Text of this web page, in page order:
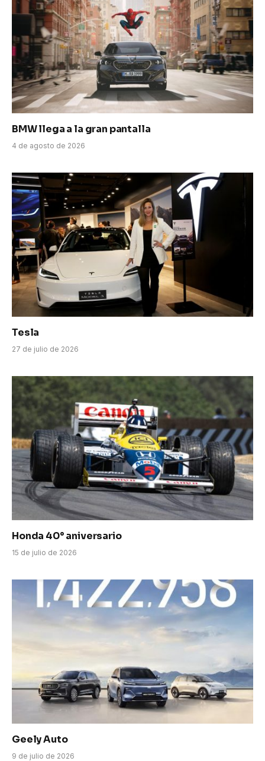
BMW llega a la gran pantalla
4 de agosto de 2026
Tesla
27 de julio de 2026
Honda 40° aniversario
15 de julio de 2026
Geely Auto
9 de julio de 2026